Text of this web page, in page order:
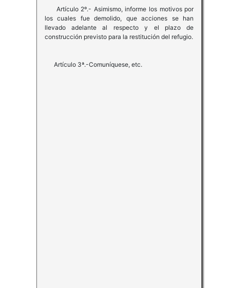
Artículo 2º.- Asimismo, informe los motivos por
los cuales fue demolido, que acciones se han
llevado adelante al respecto y el plazo de
construcción previsto para la restitución del refugio.
Artículo 3ª.-Comuníquese, etc.